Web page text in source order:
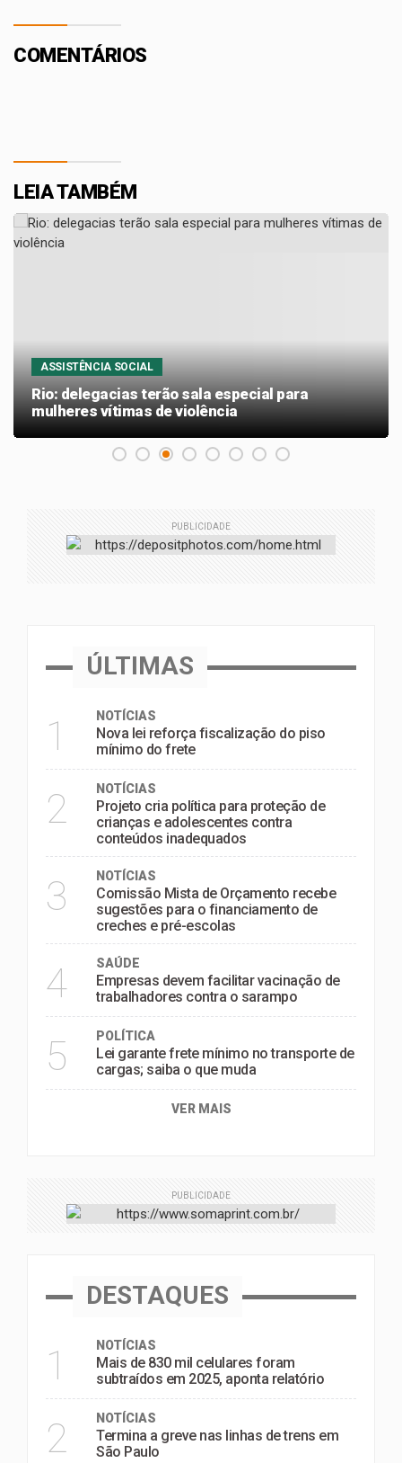
COMENTÁRIOS
LEIA TAMBÉM
ASSISTÊNCIA SOCIAL
Rio: delegacias terão sala especial para
mulheres vítimas de violência
PUBLICIDADE
ÚLTIMAS
1 NOTÍCIAS
Nova lei reforça fiscalização do piso
mínimo do frete
2 NOTÍCIAS
Projeto cria política para proteção de
crianças e adolescentes contra
conteúdos inadequados
3 NOTÍCIAS
Comissão Mista de Orçamento recebe
sugestões para o financiamento de
creches e pré-escolas
4 SAÚDE
Empresas devem facilitar vacinação de
trabalhadores contra o sarampo
5 POLÍTICA
Lei garante frete mínimo no transporte de
cargas; saiba o que muda
VER MAIS
PUBLICIDADE
DESTAQUES
1 NOTÍCIAS
Mais de 830 mil celulares foram
subtraídos em 2025, aponta relatório
2 NOTÍCIAS
Termina a greve nas linhas de trens em
São Paulo